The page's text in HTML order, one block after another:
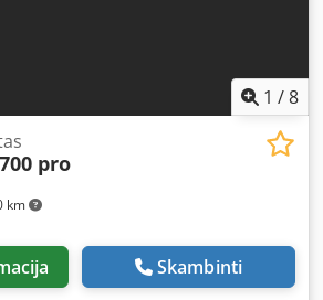
1 /8
km
pro
Skambinti